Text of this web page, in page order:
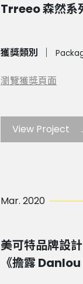
Trreeo 森然系
獲獎類別
瀏覽獲獎頁面
View Project
Mar. 2020
美可特品牌設
《擔露